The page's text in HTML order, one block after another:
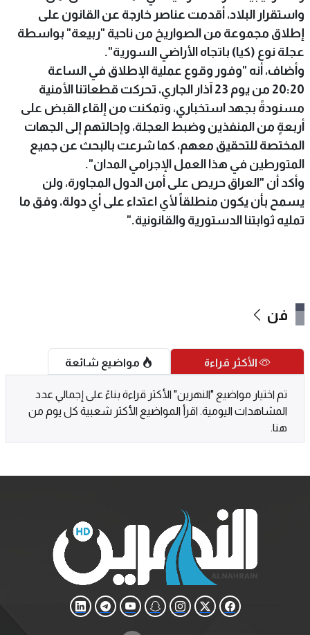
واستقرار البلاد، أقدمت عناصر خارجة عن القانون على
إطلاق مجموعة من الصواريخ من ناحية "ربيعة" بواسطة
عجلة نوع (كيا) باتجاه الأراضي السورية".
وأضاف، أنه "وفور وقوع عملية الإطلاق في الساعة
20:20 من يوم 23 آذار الجاري، تحركت قطعاتنا الأمنية
مسنودةً بجهد استخباري، وتمكنت من إلقاء القبض على
أربعةٍ من المنفذين وضبط العجلة، وإحالتهم إلى الجهات
المختصة للتحقيق معهم، كما شرعت بالبحث عن جميع
المتورطين في هذا العمل الإجرامي المدان".
وأكد أن "العراق حريص على أمن الدول المجاورة، ولن
يسمح بأن يكون منطلقاً لأي اعتداء على أي دولة، وفق ما
تمليه ثوابتنا الدستورية والقانونية."
فن
الأكثر قراءة
تم اختيار مواضيع "النهرين" الأكثر قراءة بناءً على إجمالي عدد
المشاهدات اليومية. اقرأ المواضيع الأكثر شعبية كل يوم من
هنا.